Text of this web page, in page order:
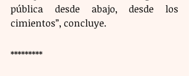
pública desde abajo, desde los
cimientos”, concluye.
*********